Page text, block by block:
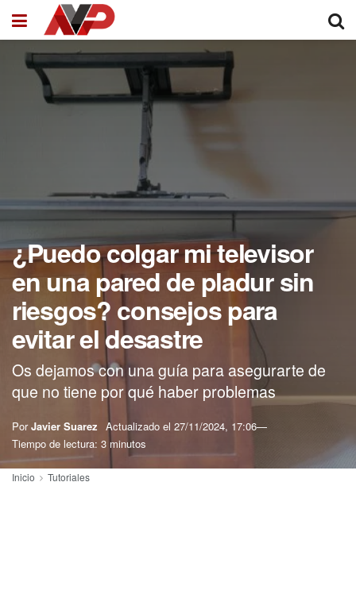
¿Puedo colgar mi televisor
en una pared de pladur sin
riesgos? consejos para
evitar el desastre
Os dejamos con una guía para asegurarte de
que no tiene por qué haber problemas
Por Javier Suarez Actualizado el 27/11/2024, 17:06
Tiempo de lectura: 3 minutos
Inicio Tutoriales